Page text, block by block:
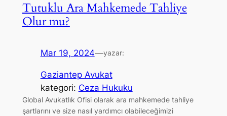
Tutuklu Ara Mahkemede Tahliye
Olur mu?
Mar 19, 2024—yazar:
Gaziantep Avukat
kategori: Ceza Hukuku
Global Avukatlık Ofisi olarak ara mahkemede tahliye
şartlarını ve size nasıl yardımcı olabileceğimizi